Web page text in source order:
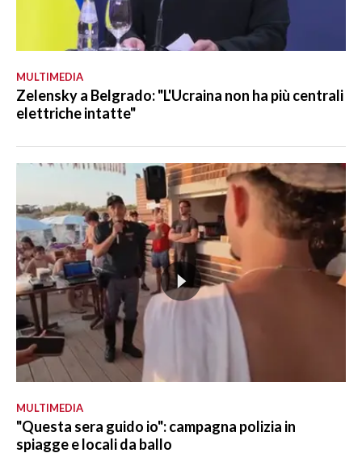
MULTIMEDIA
Zelensky a Belgrado: "L'Ucraina non ha più centrali
elettriche intatte"
MULTIMEDIA
"Questa sera guido io": campagna polizia in
spiagge e locali da ballo